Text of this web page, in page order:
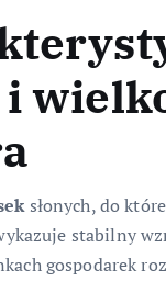
słonych, do
stabilny
gospodarek